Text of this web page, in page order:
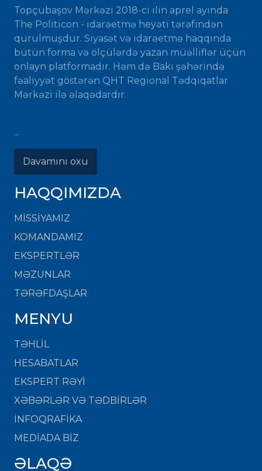
Topçubaşov Mərkəzi 2018-ci ilin aprel ayında
The Politicon - idarəetmə heyəti tərəfindən
qurulmuşdur. Siyasət və idarəetmə haqqında
bütün forma və ölçülərdə yazan müəlliflər üçün
onlayn platformadır. Həm də Bakı şəhərində
fəaliyyət göstərən QHT Regional Tədqiqatlar
Mərkəzi ilə əlaqədardır.
...
Davamını oxu
HAQQIMIZDA
MISSIYAMIZ
KOMANDAMIZ
EKSPERTLƏR
MƏZUNLAR
TƏRƏFDAŞLAR
MENYU
TƏHLİL
HESABATLAR
EKSPERT RƏYİ
XƏBƏRLƏR VƏ TƏDBİRLƏR
İNFOQRAFİKA
MEDİADA BİZ
ƏLAQƏ